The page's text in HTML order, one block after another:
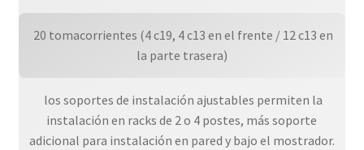
 20 tomacorrientes (4 c19, 4 c13 en el frente / 12 c13 en
la parte trasera)
 los soportes de instalación ajustables permiten la
instalación en racks de 2 o 4 postes, más soporte
adicional para instalación en pared y bajo el mostrador.